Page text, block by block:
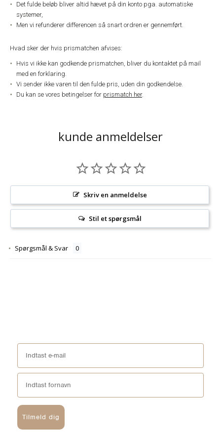
Det fulde beløb bliver altid hævet på din konto pga. automatiske
systemer,
Men vi refunderer differencen så snart ordren er gennemført.
Hvad sker der hvis prismatchen afvises:
Hvis vi ikke kan godkende prismatchen, bliver du kontaktet på mail
med en forklaring.
Vi sender ikke varen til den fulde pris, uden din godkendelse.
Du kan se vores betingelser for prismatch her.
kunde anmeldelser
Skriv en anmeldelse
Stil et spørgsmål
Spørgsmål & Svar
Tilmeld dig